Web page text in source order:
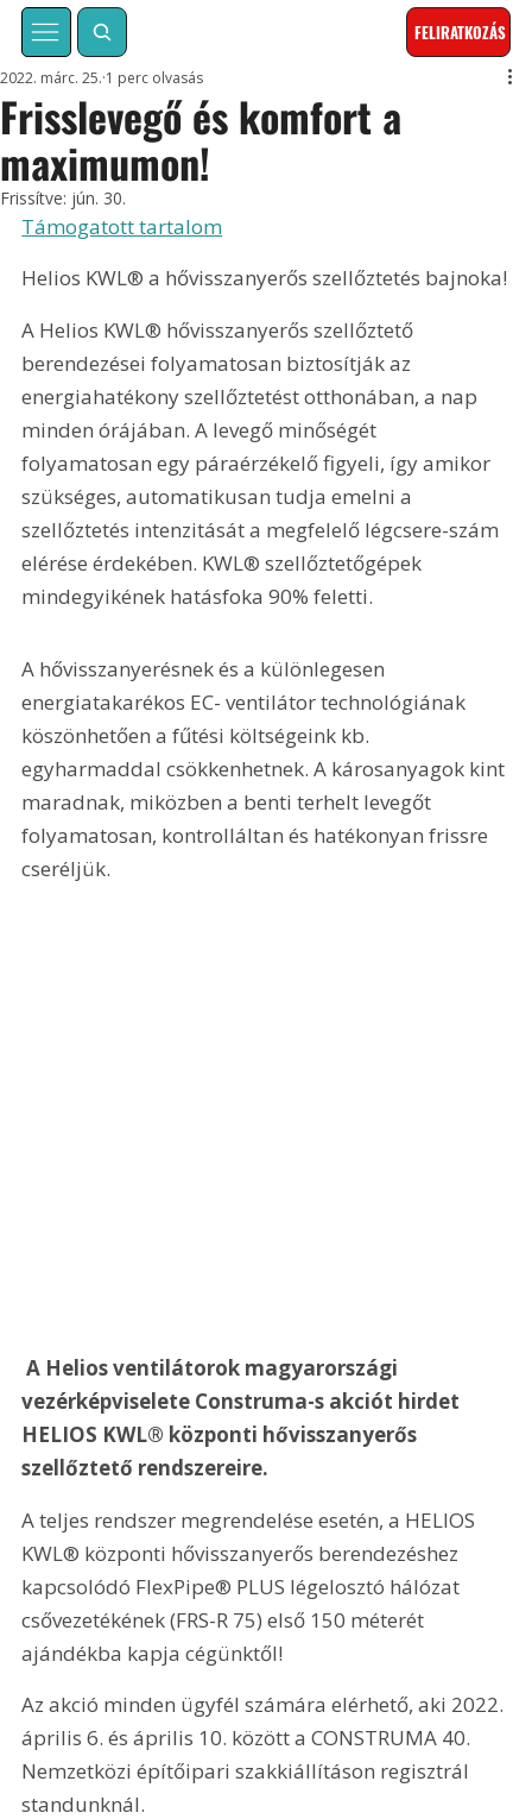
FELIRATKOZÁS
Frisslevegő és komfort a
maximumon!
2022. márc. 25. 1 perc olvasás
Frissítve: jún. 30.
Támogatott tartalom
Helios KWL® a hővisszanyerős szellőztetés bajnoka!
A Helios KWL® hővisszanyerős szellőztető
berendezései folyamatosan biztosítják az
energiahatékony szellőztetést otthonában, a nap
minden órájában. A levegő minőségét
folyamatosan egy páraérzékelő figyeli, így amikor
szükséges, automatikusan tudja emelni a
szellőztetés intenzitását a megfelelő légcsere-szám
elérése érdekében. KWL® szellőztetőgépek
mindegyikének hatásfoka 90% feletti.
A hővisszanyerésnek és a különlegesen
energiatakarékos EC- ventilátor technológiának
köszönhetően a fűtési költségeink kb.
egyharmaddal csökkenhetnek. A károsanyagok kint
maradnak, miközben a benti terhelt levegőt
folyamatosan, kontrolláltan és hatékonyan frissre
cseréljük.
A Helios ventilátorok magyarországi
vezérképviselete Construma-s akciót hirdet
HELIOS KWL® központi hővisszanyerős
szellőztető rendszereire.
A teljes rendszer megrendelése esetén, a HELIOS
KWL® központi hővisszanyerős berendezéshez
kapcsolódó FlexPipe® PLUS légelosztó hálózat
csővezetékének (FRS-R 75) első 150 méterét
ajándékba kapja cégünktől!
Az akció minden ügyfél számára elérhető, aki 2022.
április 6. és április 10. között a CONSTRUMA 40.
Nemzetközi építőipari szakkiállításon regisztrál
standunknál.